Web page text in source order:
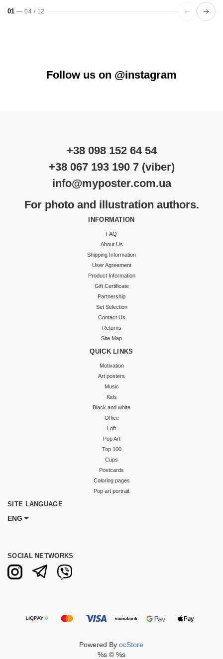
01 —04 / 12
Follow us on @instagram
+38 098 152 64 54
+38 067 193 190 7 (viber)
info@myposter.com.ua
For photo and illustration authors.
INFORMATION
FAQ
About Us
Shipping Information
User Agreement
Product Information
Gift Certificate
Partnership
Set Selection
Contact Us
Returns
Site Map
QUICK LINKS
Motivation
Art posters
Music
Kids
Black and white
Office
Loft
Pop Art
Top 100
Cups
Postcards
Coloring pages
Pop art portrait
SITE LANGUAGE
ENG
SOCIAL NETWORKS
Powered ByocStore
%s © %s